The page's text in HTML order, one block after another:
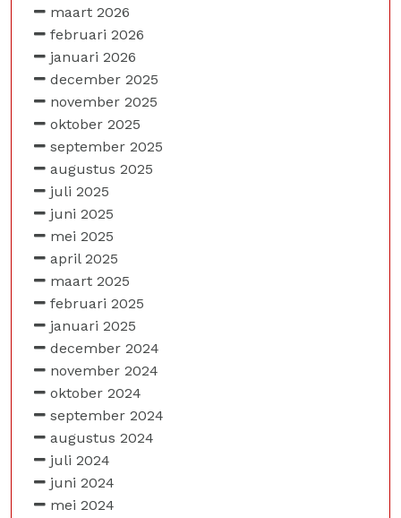
maart 2026
februari 2026
januari 2026
december 2025
november 2025
oktober 2025
september 2025
augustus 2025
juli 2025
juni 2025
mei 2025
april 2025
maart 2025
februari 2025
januari 2025
december 2024
november 2024
oktober 2024
september 2024
augustus 2024
juli 2024
juni 2024
mei 2024